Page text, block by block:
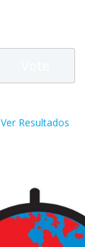
Ver Resultados